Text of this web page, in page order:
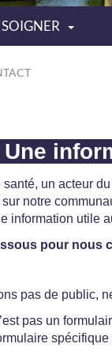
SOIGNER
un acteur
notre
information utile
pour nous
pas de public,
pas un